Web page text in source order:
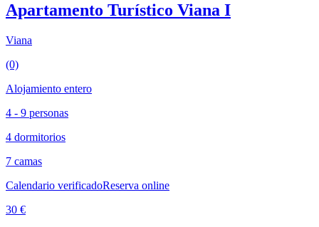
Apartamento Turístico Viana I
Viana
(0)
Alojamiento entero
4 - 9 personas
4 dormitorios
7 camas
Calendario verificadoReserva online
30 €